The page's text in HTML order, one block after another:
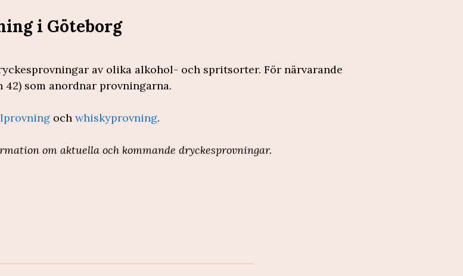
i Göteborg
av olika alkohol- och spritsorter. För närvarande
42) som anordnar provningarna.
och whiskyprovning.
om aktuella och kommande dryckesprovningar.